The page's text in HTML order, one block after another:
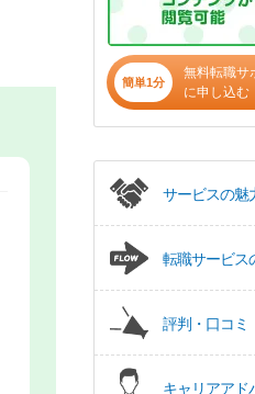
簡単1分
無料転職サ
に申し込む
サービスの魅
転職サービス
評判・口コミ
キャリアアド